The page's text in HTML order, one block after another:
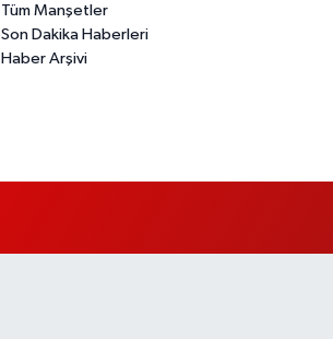
Tüm Manşetler
Son Dakika Haberleri
Haber Arşivi